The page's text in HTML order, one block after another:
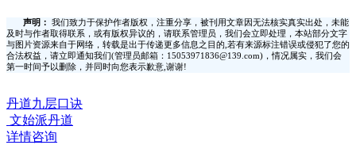
声明：
我们致力于保护作者版权，注重分享，被刊用文章因无法核实真实出处，未能
及时与作者取得联系，或有版权异议的，请联系管理员，我们会立即处理，本站部分文字
与图片资源来自于网络，转载是出于传递更多信息之目的,若有来源标注错误或侵犯了您的
合法权益，请立即通知我们(管理员邮箱：15053971836@139.com)，情况属实，我们会
第一时间予以删除，并同时向您表示歉意,谢谢!
丹道九层口诀
文始派丹道
详情咨询